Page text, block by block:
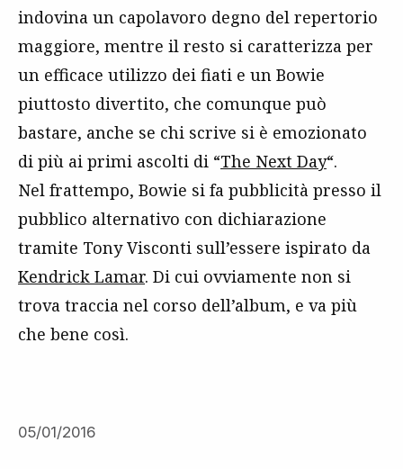
indovina un capolavoro degno del repertorio
maggiore, mentre il resto si caratterizza per
un efficace utilizzo dei fiati e un Bowie
piuttosto divertito, che comunque può
bastare, anche se chi scrive si è emozionato
di più ai primi ascolti di “The Next Day“.
Nel frattempo, Bowie si fa pubblicità presso il
pubblico alternativo con dichiarazione
tramite Tony Visconti sull’essere ispirato da
Kendrick Lamar. Di cui ovviamente non si
trova traccia nel corso dell’album, e va più
che bene così.
05/01/2016